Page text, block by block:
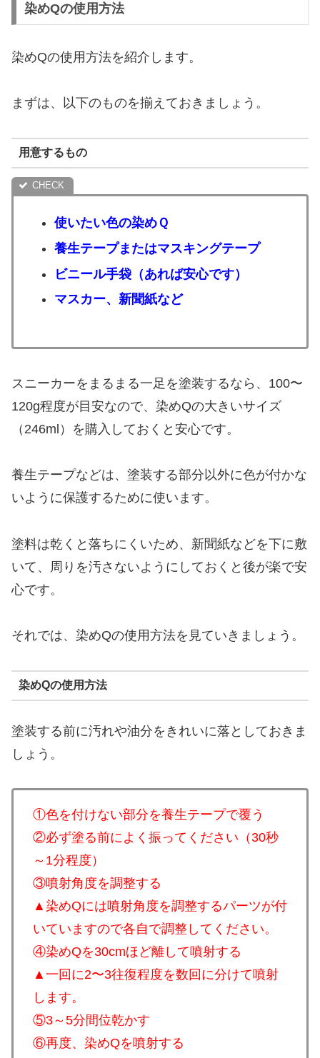
染めQの使用方法
染めQの使用方法を紹介します。
まずは、以下のものを揃えておきましょう。
用意するもの
使いたい色の染めＱ
養生テープまたはマスキングテープ
ビニール手袋（あれば安心です）
マスカー、新聞紙など
スニーカーをまるまる一足を塗装するなら、100〜
120g程度が目安なので、染めQの大きいサイズ
（246ml）を購入しておくと安心です。
養生テープなどは、塗装する部分以外に色が付かな
いように保護するために使います。
塗料は乾くと落ちにくいため、新聞紙などを下に敷
いて、周りを汚さないようにしておくと後が楽で安
心です。
それでは、染めQの使用方法を見ていきましょう。
染めQの使用方法
塗装する前に汚れや油分をきれいに落としておきま
しょう。
①色を付けない部分を養生テープで覆う
②必ず塗る前によく振ってください（30秒
～1分程度）
③噴射角度を調整する
▲染めQには噴射角度を調整するパーツが付
いていますので各自で調整してください。
④染めQを30cmほど離して噴射する
▲一回に2〜3往復程度を数回に分けて噴射
します。
⑤3～5分間位乾かす
⑥再度、染めQを噴射する